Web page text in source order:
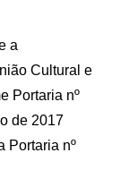
a
Cultural e
Portaria nº
de 2017
Portaria nº